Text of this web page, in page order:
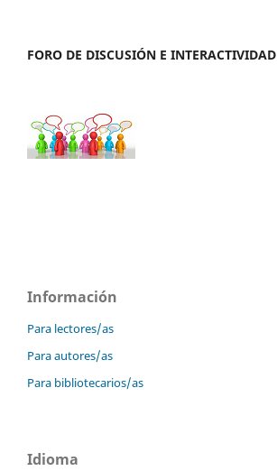
FORO DE DISCUSIÓN E INTERACTIVIDAD
Información
Para lectores/as
Para autores/as
Para bibliotecarios/as
Idioma